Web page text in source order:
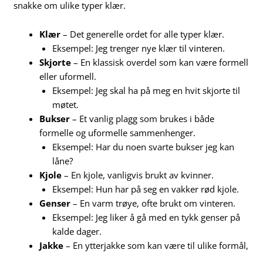
snakke om ulike typer klær.
Klær – Det generelle ordet for alle typer klær.
Eksempel: Jeg trenger nye klær til vinteren.
Skjorte – En klassisk overdel som kan være formell
eller uformell.
Eksempel: Jeg skal ha på meg en hvit skjorte til
møtet.
Bukser – Et vanlig plagg som brukes i både
formelle og uformelle sammenhenger.
Eksempel: Har du noen svarte bukser jeg kan
låne?
Kjole – En kjole, vanligvis brukt av kvinner.
Eksempel: Hun har på seg en vakker rød kjole.
Genser – En varm trøye, ofte brukt om vinteren.
Eksempel: Jeg liker å gå med en tykk genser på
kalde dager.
Jakke – En ytterjakke som kan være til ulike formål,